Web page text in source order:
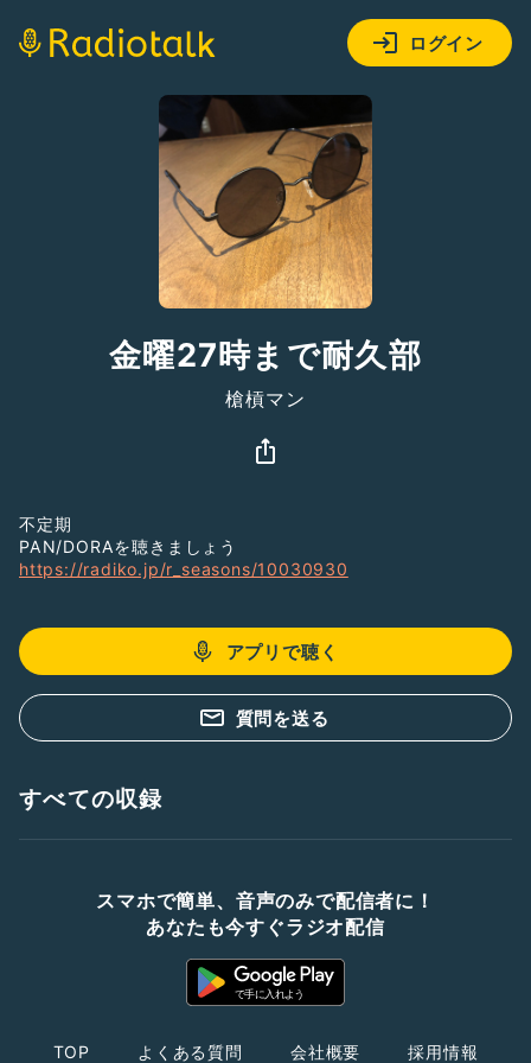
ログイン
金曜27時まで耐久部
槍槓マン
不定期
PAN/DORAを聴きましょう
https://radiko.jp/r_seasons/10030930
アプリで聴く
質問を送る
すべての収録
スマホで簡単、音声のみで配信者に！
あなたも今すぐラジオ配信
TOP よくある質問 会社概要 採用情報